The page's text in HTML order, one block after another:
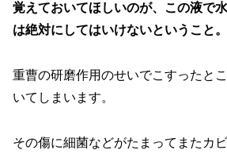
覚えておいてほしいのが、この液で
は絶対にしてはいけないということ。
重曹の研磨作用のせいでこすったと
いてしまいます。
その傷に細菌などがたまってまたカ